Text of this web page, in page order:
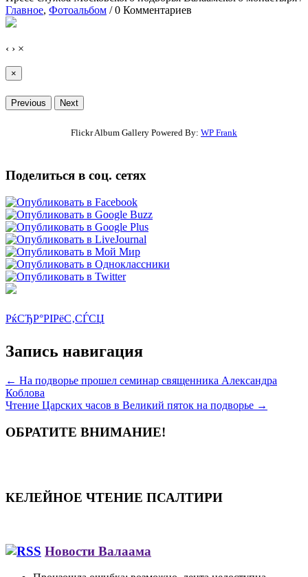
Главное, Фотоальбом /0 Комментариев
‹ › ×
×
Previous Next
Flickr Album Gallery Powered By: WP Frank
Поделиться в соц. сетях
РќСЂР°РІРёС‚СЃСЏ
Запись навигация
← На подворье прошел семинар священника Александра
Коблова
Чтение Царских часов в Великий пяток на подворье →
ОБРАТИТЕ ВНИМАНИЕ!
КЕЛЕЙНОЕ ЧТЕНИЕ ПСАЛТИРИ
Новости Валаама